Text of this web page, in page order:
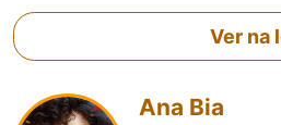
Ver na
Ana Bia